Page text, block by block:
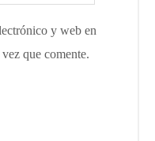
y web en
que comente.